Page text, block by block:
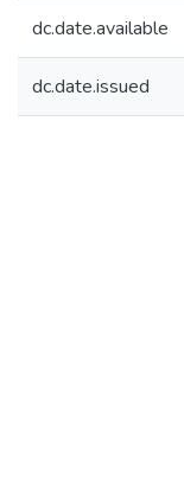
dc.date.available
dc.date.issued